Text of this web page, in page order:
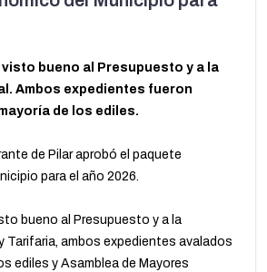
visto bueno al Presupuesto y a la
Ambos expedientes fueron
de los ediles.
de Pilar aprobó el paquete
para el año 2026.
bueno al Presupuesto y a la
Tarifaria, ambos expedientes avalados
ediles y Asamblea de Mayores